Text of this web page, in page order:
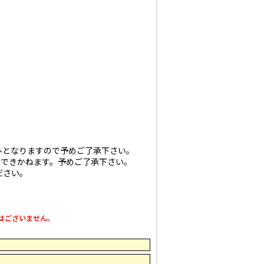
なりますので予めご了承下さい。
きかねます。予めご了承下さい。
い。
ざいません。